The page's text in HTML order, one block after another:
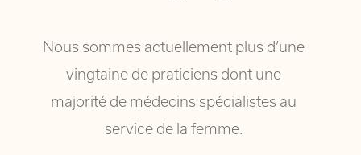
Nous sommes actuellement plus d’une
vingtaine de praticiens dont une
majorité de médecins spécialistes au
service de la femme.